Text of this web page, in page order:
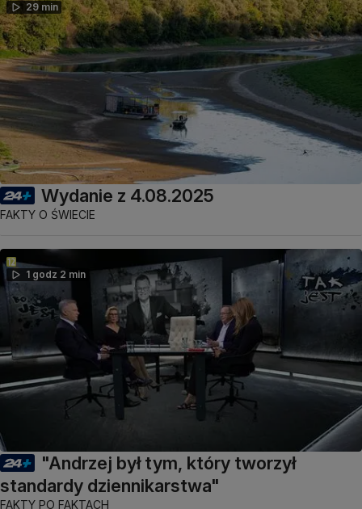
29 min
Wydanie z 4.08.2025
FAKTY O ŚWIECIE
1 godz 2 min
"Andrzej był tym, który tworzył
standardy dziennikarstwa"
FAKTY PO FAKTACH